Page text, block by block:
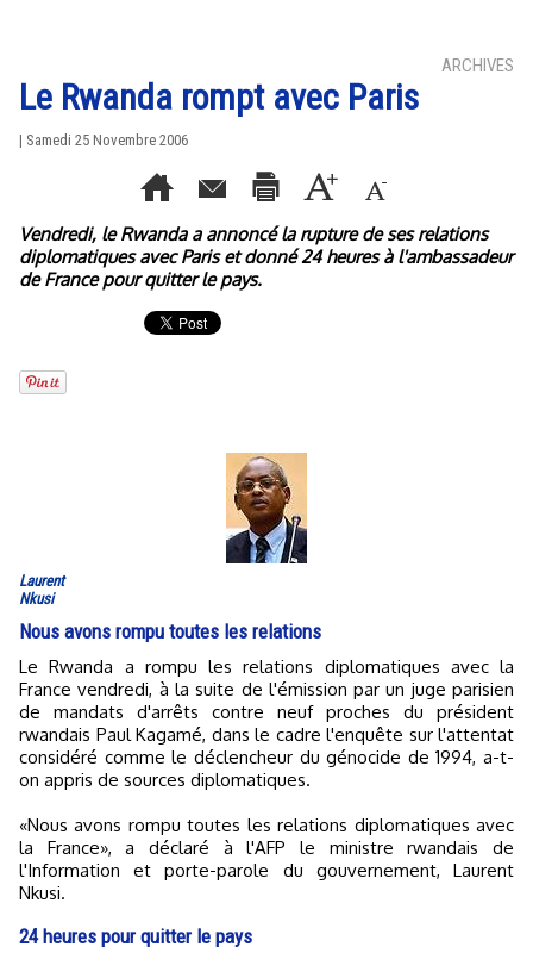
ARCHIVES
Le Rwanda rompt avec Paris
| Samedi 25 Novembre 2006
Vendredi, le Rwanda a annoncé la rupture de ses relations
diplomatiques avec Paris et donné 24 heures à l'ambassadeur
de France pour quitter le pays.
Laurent
Nkusi
Nous avons rompu toutes les relations
Le Rwanda a rompu les relations diplomatiques avec la
France vendredi, à la suite de l'émission par un juge parisien
de mandats d'arrêts contre neuf proches du président
rwandais Paul Kagamé, dans le cadre l'enquête sur l'attentat
considéré comme le déclencheur du génocide de 1994, a-t-
on appris de sources diplomatiques.
«Nous avons rompu toutes les relations diplomatiques avec
la France», a déclaré à l'AFP le ministre rwandais de
l'Information et porte-parole du gouvernement, Laurent
Nkusi.
24 heures pour quitter le pays